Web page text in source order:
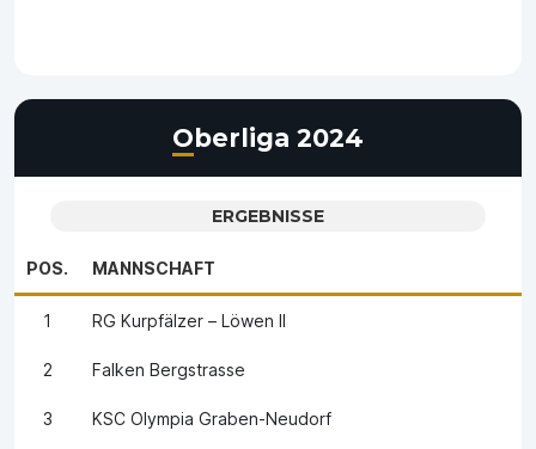
Oberliga 2024
ERGEBNISSE
POS. MANNSCHAFT
1 RG Kurpfälzer – Löwen II
2 Falken Bergstrasse
3 KSC Olympia Graben-Neudorf